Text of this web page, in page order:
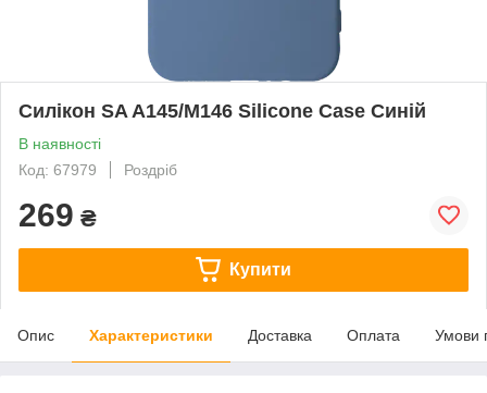
Силікон SA A145/M146 Silicone Case Синій
В наявності
Код: 67979
Роздріб
269 ₴
Купити
Опис Характеристики Доставка Оплата Умови